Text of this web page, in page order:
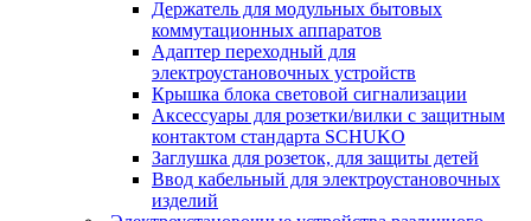
Держатель для модульных бытовых
коммутационных аппаратов
Адаптер переходный для
электроустановочных устройств
Крышка блока световой сигнализации
Аксессуары для розетки/вилки с защитным
контактом стандарта SCHUKO
Заглушка для розеток, для защиты детей
Ввод кабельный для электроустановочных
изделий